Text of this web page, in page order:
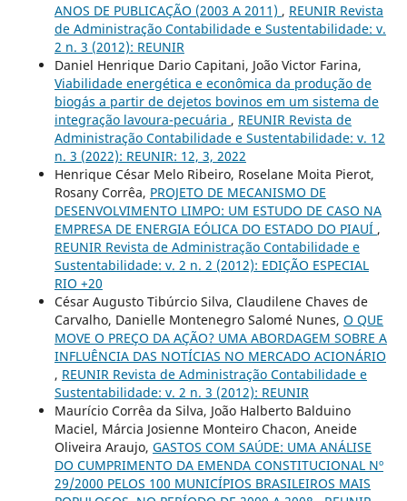
ANOS DE PUBLICAÇÃO (2003 A 2011) , REUNIR Revista
de Administração Contabilidade e Sustentabilidade: v.
2 n. 3 (2012): REUNIR
Daniel Henrique Dario Capitani, João Victor Farina,
Viabilidade energética e econômica da produção de
biogás a partir de dejetos bovinos em um sistema de
integração lavoura-pecuária , REUNIR Revista de
Administração Contabilidade e Sustentabilidade: v. 12
n. 3 (2022): REUNIR: 12, 3, 2022
Henrique César Melo Ribeiro, Roselane Moita Pierot,
Rosany Corrêa, PROJETO DE MECANISMO DE
DESENVOLVIMENTO LIMPO: UM ESTUDO DE CASO NA
EMPRESA DE ENERGIA EÓLICA DO ESTADO DO PIAUÍ ,
REUNIR Revista de Administração Contabilidade e
Sustentabilidade: v. 2 n. 2 (2012): EDIÇÃO ESPECIAL
RIO +20
César Augusto Tibúrcio Silva, Claudilene Chaves de
Carvalho, Danielle Montenegro Salomé Nunes, O QUE
MOVE O PREÇO DA AÇÃO? UMA ABORDAGEM SOBRE A
INFLUÊNCIA DAS NOTÍCIAS NO MERCADO ACIONÁRIO
, REUNIR Revista de Administração Contabilidade e
Sustentabilidade: v. 2 n. 3 (2012): REUNIR
Maurício Corrêa da Silva, João Halberto Balduino
Maciel, Márcia Josienne Monteiro Chacon, Aneide
Oliveira Araujo, GASTOS COM SAÚDE: UMA ANÁLISE
DO CUMPRIMENTO DA EMENDA CONSTITUCIONAL Nº
29/2000 PELOS 100 MUNICÍPIOS BRASILEIROS MAIS